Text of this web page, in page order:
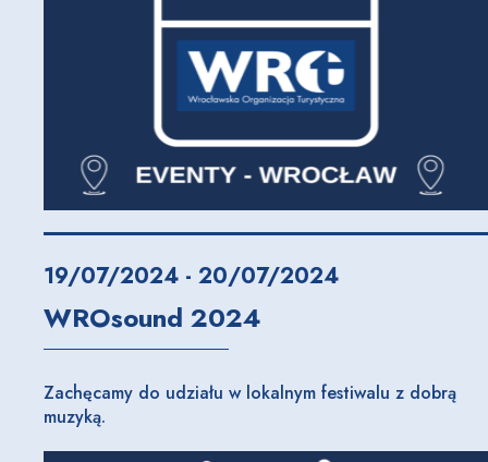
19/07/2024 - 20/07/2024
WROsound 2024
Zachęcamy do udziału w lokalnym festiwalu z dobrą
muzyką.